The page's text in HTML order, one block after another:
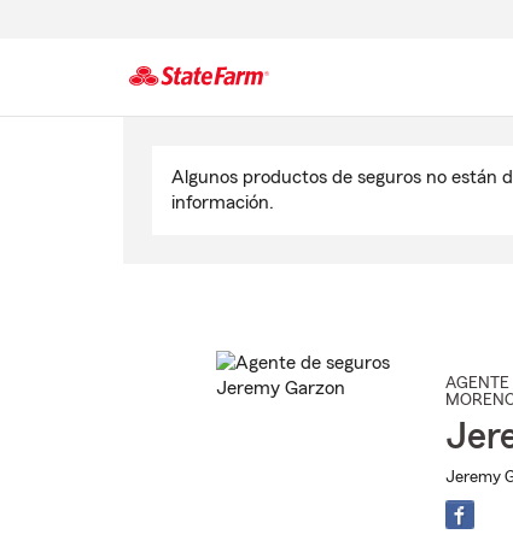
Algunos productos de seguros no están
información.
AGENTE
Jeremy